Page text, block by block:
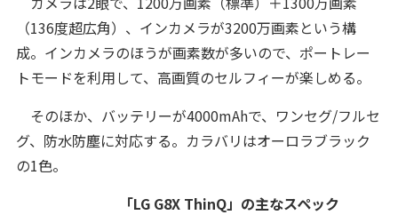
（136度超広角）、インカメラが3200万画素という構
成。インカメラのほうが画素数が多いので、ポートレー
トモードを利用して、高画質のセルフィーが楽しめる。
そのほか、バッテリーが4000mAhで、ワンセグ/フルセ
グ、防水防塵に対応する。カラバリはオーロラブラック
の1色。
「LG G8X ThinQ」の主なスペック